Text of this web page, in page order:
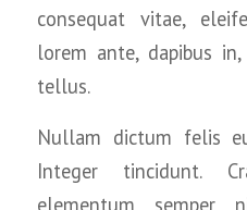
consequat vitae,
lorem ante, dapibus
tellus.
Nullam dictum felis
Integer tincidunt.
elementum semper